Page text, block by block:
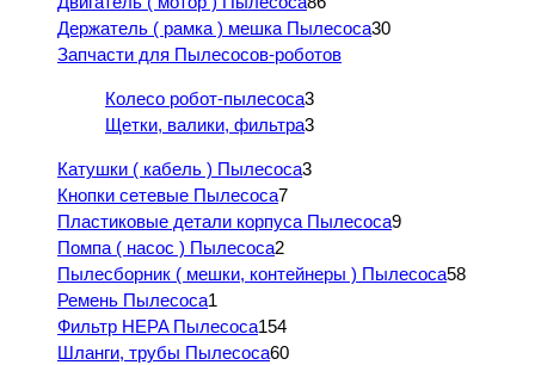
Держатель ( рамка ) мешка Пылесоса30
Запчасти для Пылесосов-роботов
Колесо робот-пылесоса3
Щетки, валики, фильтра3
Катушки ( кабель ) Пылесоса3
Кнопки сетевые Пылесоса7
Пластиковые детали корпуса Пылесоса9
Помпа ( насос ) Пылесоса2
Пылесборник ( мешки, контейнеры ) Пылесоса58
Ремень Пылесоса1
Фильтр HEPA Пылесоса154
Шланги, трубы Пылесоса60